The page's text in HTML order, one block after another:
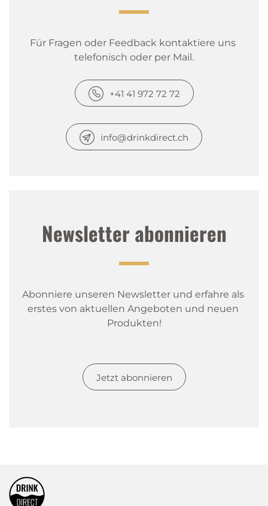
Für Fragen oder Feedback kontaktiere uns
telefonisch oder per Mail.
+41 41 972 72 72
info@drinkdirect.ch
Newsletter abonnieren
Abonniere unseren Newsletter und erfahre als
erstes von aktuellen Angeboten und neuen
Produkten!
Jetzt abonnieren